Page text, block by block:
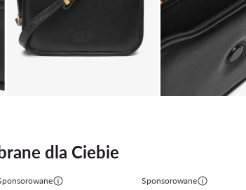
dla Ciebie
Sponsorowane